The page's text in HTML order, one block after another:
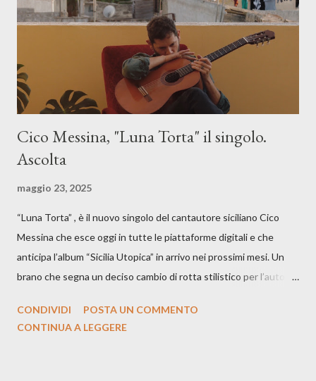
Cico Messina, "Luna Torta" il singolo.
Ascolta
maggio 23, 2025
“Luna Torta” , è il nuovo singolo del cantautore siciliano Cico
Messina che esce oggi in tutte le piattaforme digitali e che
anticipa l’album “Sicilia Utopica” in arrivo nei prossimi mesi. Un
brano che segna un deciso cambio di rotta stilistico per l’autore
testo ibrido tra italiano e siciliano, e un’urgenza espressiva che
CONDIVIDI
POSTA UN COMMENTO
CONTINUA A LEGGERE